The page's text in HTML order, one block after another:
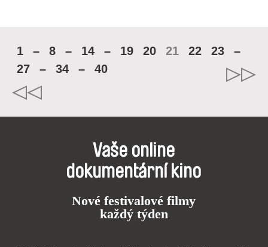
1 – 8 – 14 – 19 20 21 22 23
–
27
– 34 – 40
Vaše online
dokumentární kino
Nové festivalové filmy
každý týden